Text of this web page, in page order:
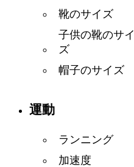
靴のサイズ
子供の靴のサイ
ズ
帽子のサイズ
運動
ランニング
加速度